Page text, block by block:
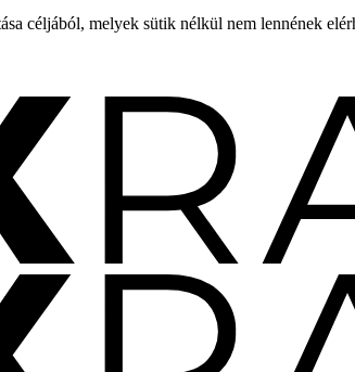
céljából, melyek sütik nélkül nem lennének